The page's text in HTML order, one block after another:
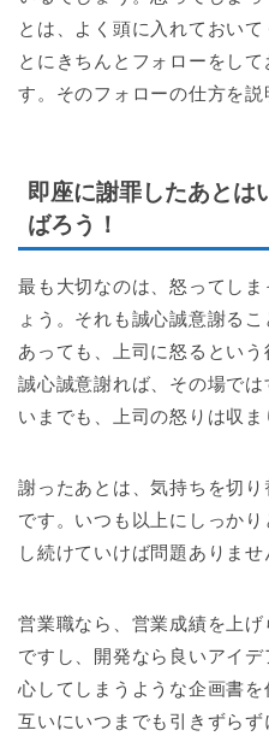
とは、よく頭に入れておい
とにきちんとフォローをし
す。そのフォローの仕方を説
即座に謝罪したあとは
ばろう！
最も大切なのは、怒ってし
ょう。それも誠心誠意謝る
あっても、上司に怒るという
誠心誠意謝れば、その場で
いまでも、上司の怒りは収ま
謝ったあとは、気持ちを切
です。いつも以上にしっか
し続けていけば問題ありませ
営業職なら、営業成績を上
ですし、開発なら良いアイ
心してしまうような企画書
互いにいつまでも引きずら